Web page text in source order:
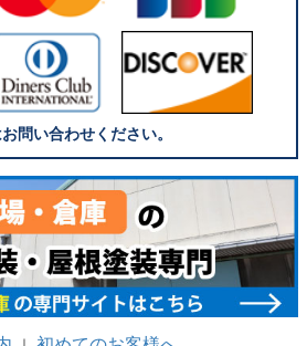
問い合わせください。